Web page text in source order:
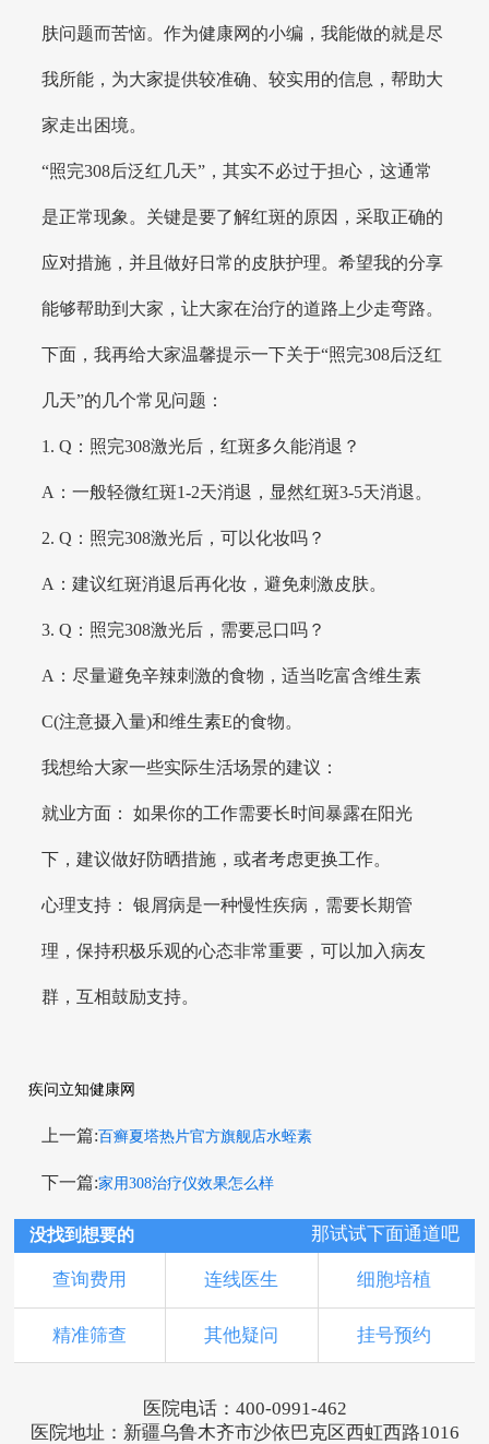
肤问题而苦恼。作为健康网的小编，我能做的就是尽
我所能，为大家提供较准确、较实用的信息，帮助大
家走出困境。
“照完308后泛红几天”，其实不必过于担心，这通常
是正常现象。关键是要了解红斑的原因，采取正确的
应对措施，并且做好日常的皮肤护理。希望我的分享
能够帮助到大家，让大家在治疗的道路上少走弯路。
下面，我再给大家温馨提示一下关于“照完308后泛红
几天”的几个常见问题：
1. Q：照完308激光后，红斑多久能消退？
A：一般轻微红斑1-2天消退，显然红斑3-5天消退。
2. Q：照完308激光后，可以化妆吗？
A：建议红斑消退后再化妆，避免刺激皮肤。
3. Q：照完308激光后，需要忌口吗？
A：尽量避免辛辣刺激的食物，适当吃富含维生素
C(注意摄入量)和维生素E的食物。
我想给大家一些实际生活场景的建议：
就业方面： 如果你的工作需要长时间暴露在阳光
下，建议做好防晒措施，或者考虑更换工作。
心理支持： 银屑病是一种慢性疾病，需要长期管
理，保持积极乐观的心态非常重要，可以加入病友
群，互相鼓励支持。
疾问立知健康网
上一篇:百癣夏塔热片官方旗舰店水蛭素
下一篇:家用308治疗仪效果怎么样
没找到想要的 那试试下面通道吧
查询费用 连线医生 细胞培植
精准筛查 其他疑问 挂号预约
医院电话：400-0991-462
医院地址：新疆乌鲁木齐市沙依巴克区西虹西路1016